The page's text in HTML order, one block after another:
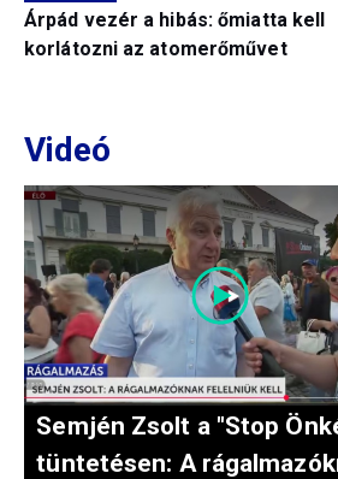
Árpád vezér a hibás: őmiatta kell
korlátozni az atomerőművet
Videó
Semjén Zsolt a "Stop
tüntetésen: A